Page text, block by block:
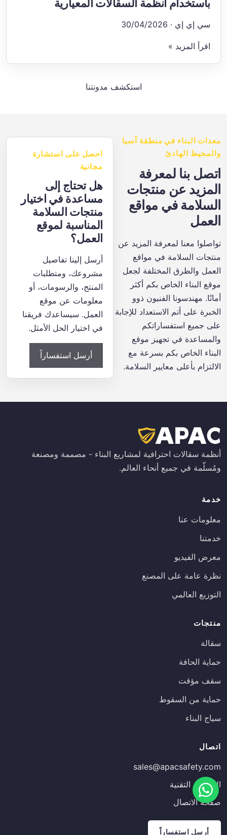
باستخدام أنظمة السقالات المعيارية
سي إي إي · 30/04/2026
اقرأ المزيد »
استكشف مدونتنا
معدات البناء في منطقة آسيا
والمحيط الهادئ
اتصل بنا لمعرفة
المزيد عن منتجات
السلامة في مواقع
العمل
تواصلوا معنا لمعرفة المزيد عن
منتجات السلامة في مواقع
العمل والطرق المختلفة لجعل
موقع البناء الخاص بكم أكثر
أمانًا. مهندسونا الفنيون ذوو
الخبرة على أتم الاستعداد للإجابة
على جميع استفساراتكم
والمساعدة في تجهيز موقع
البناء الخاص بكم بسرعة مع
الالتزام بأعلى معايير السلامة.
احصل على استشارة
مجانية
هل تحتاج إلى
مساعدة في اختيار
منتجات السلامة
المناسبة لموقع
العمل؟
أرسل إلينا تفاصيل
مشروعك، ومتطلبات
المنتج، والرسومات، أو
معلومات عن موقع
العمل. سيساعدك فريقنا
في اختيار الحل الأمثل.
أرسل استفساراً
أنظمة سقالات احترافية لمشاريع البناء - مصممة ومصنعة
ومُسلّمة في جميع أنحاء العالم.
خدمة
معلومات عنا
خدمتنا
معرض الفيديو
نظرة عامة على المصنع
التوزيع العالمي
منتجات
سقالة
حماية الحافة
سقف مؤقت
حماية من السقوط
سياج البناء
اتصال
sales@apacsafety.com
المقالات التقنية
صفحة الاتصال
أرسل استفساراً
French
Spanish
Finnish